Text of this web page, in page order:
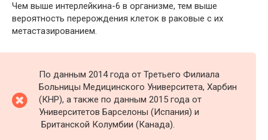
Чем выше интерлейкина-6 в организме, тем выше
вероятность перерождения клеток в раковые с их
метастазированием.
По данным 2014 года от Третьего Филиала
Больницы Медицинского Университета, Харбин
(КНР), а также по данным 2015 года от
Университетов Барселоны (Испания) и
Британской Колумбии (Канада).